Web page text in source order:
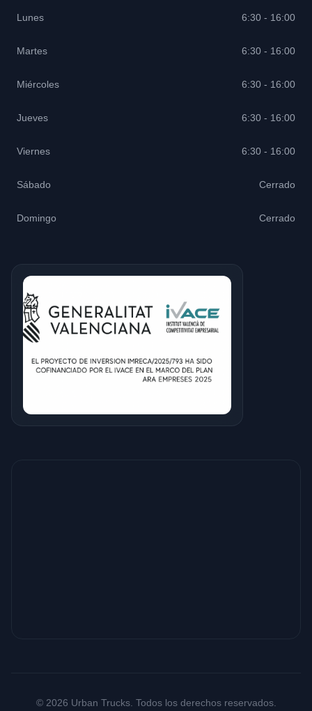
Lunes 6:30 - 16:00
Martes 6:30 - 16:00
Miércoles 6:30 - 16:00
Jueves 6:30 - 16:00
Viernes 6:30 - 16:00
Sábado Cerrado
Domingo Cerrado
© 2026 Urban Trucks. Todos los derechos reservados.